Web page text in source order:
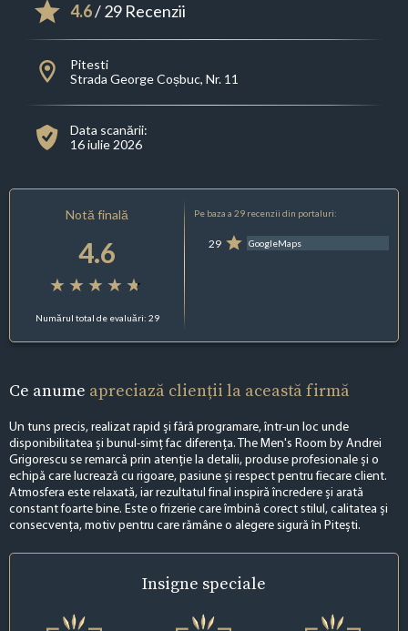
4.6/ 29 Recenzii
Pitesti
Strada George Coșbuc, Nr. 11
Data scanării:
16 iulie 2026
Notă finală
4.6
Numărul total de evaluări: 29
Pe baza a 29 recenzii din portaluri:
29 GoogleMaps
Ce anume apreciază clienții la această firmă
Un tuns precis, realizat rapid și fără programare, într-un loc unde
disponibilitatea și bunul-simț fac diferența. The Men's Room by Andrei
Grigorescu se remarcă prin atenție la detalii, produse profesionale și o
echipă care lucrează cu rigoare, pasiune și respect pentru fiecare client.
Atmosfera este relaxată, iar rezultatul final inspiră încredere și arată
constant foarte bine. Este o frizerie care îmbină corect stilul, calitatea și
consecvența, motiv pentru care rămâne o alegere sigură în Pitești.
Insigne speciale